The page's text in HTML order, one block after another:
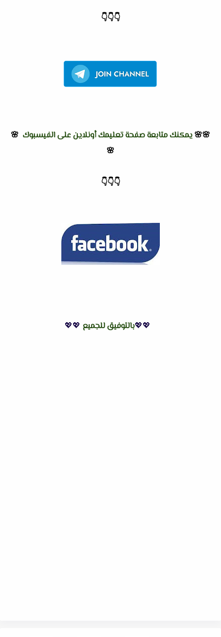
👇
👇
👇
🌸🌸 يمكنك متابعة صفحة تعليمك أونلاين على الفيسبوك 🌸
🌸
👇
👇
👇
💖💖بالتوفيق للجميع 💖💖